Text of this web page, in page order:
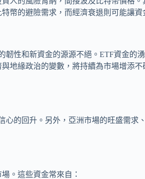
幣的避險需求，而經濟衰退則可能讓資
性和新資金的源源不絕。ETF資金的
地緣政治的變數，將持續為市場增添
的回升。另外，亞洲市場的旺盛需求
。這些資金常來自：